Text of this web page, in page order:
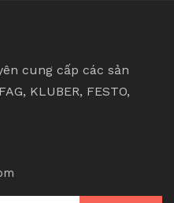
cung cấp các sản
KLUBER, FESTO,